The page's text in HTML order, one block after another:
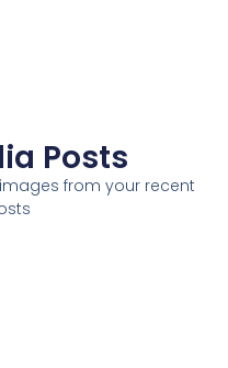
Posts
from your recent